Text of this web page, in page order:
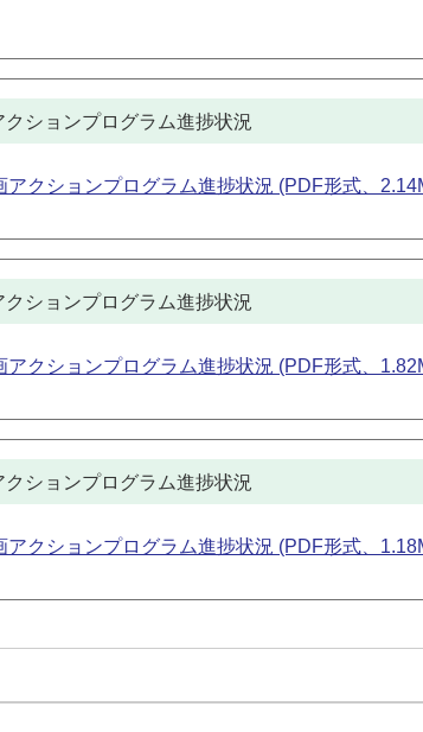
ションプログラム進捗状況
クションプログラム進捗状況 (PDF形式、
ションプログラム進捗状況
クションプログラム進捗状況 (PDF形式、
ションプログラム進捗状況
クションプログラム進捗状況 (PDF形式、